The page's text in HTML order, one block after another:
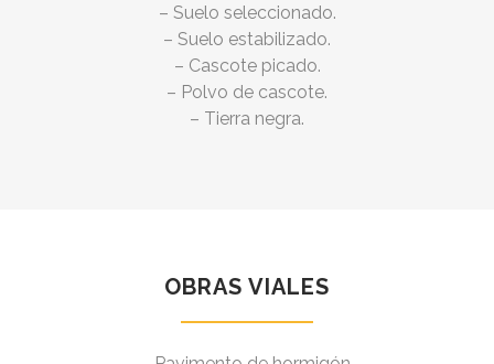
– Suelo seleccionado.
– Suelo estabilizado.
– Cascote picado.
– Polvo de cascote.
– Tierra negra.
OBRAS VIALES